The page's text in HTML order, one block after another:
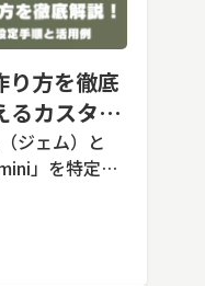
方を徹底
るカスタム
ジェム）と
」を特定の
できる機能で